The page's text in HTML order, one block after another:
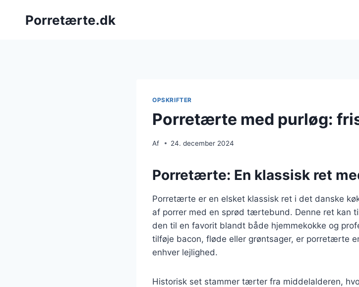
Porretærte.dk
OPSKRIFTER
Porretærte med purløg:
Af 24. december 2024
Porretærte: En klassisk ret
Porretærte er en elsket klassisk ret i det danske
af porrer med en sprød tærtebund. Denne ret kan
den til en favorit blandt både hjemmekokke og
tilføje bacon, fløde eller grøntsager, er porretærte
enhver lejlighed.
Historisk set stammer tærter fra middelalderen,